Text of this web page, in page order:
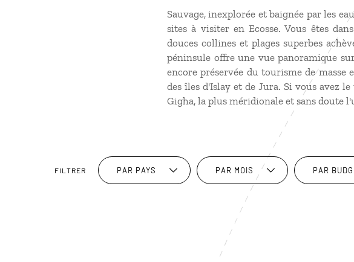
Sauvage, inexplorée et baignée par les
sites à visiter en Ecosse. Vous êtes
douces collines et plages superbes
péninsule offre une vue panoramique
encore préservée du tourisme de
des îles d'Islay et de Jura. Si vous avez
Gigha, la plus méridionale et sans doute
FILTRER PAR PAYS PAR MOIS PAR